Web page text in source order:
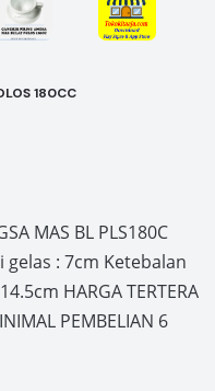
180CC
MAS BL PLS180C
gelas : 7cm Ketebalan
HARGA TERTERA
PEMBELIAN 6